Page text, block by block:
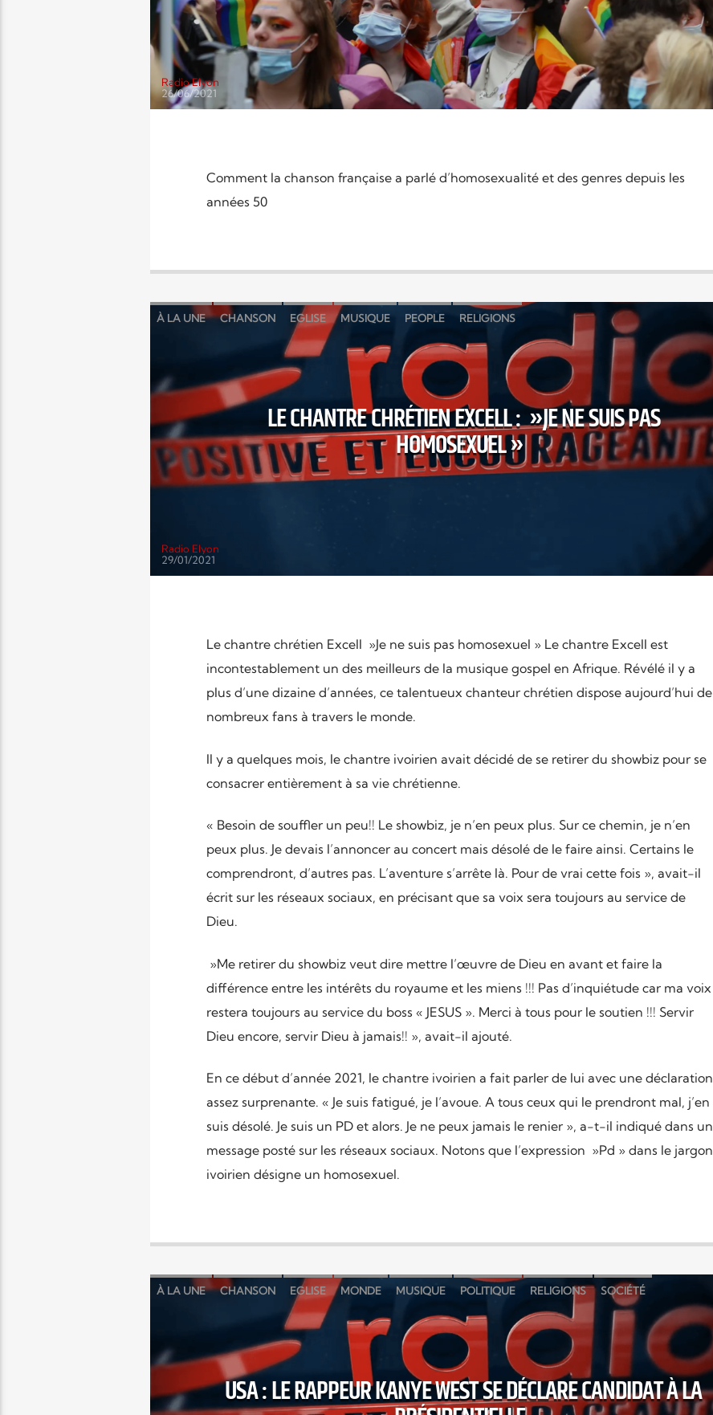
Radio Elyon
26/06/2021
Comment la chanson française a parlé d’homosexualité et des genres depuis les
années 50
À LA UNE CHANSON EGLISE MUSIQUE PEOPLE RELIGIONS
LE CHANTRE CHRÉTIEN EXCELL : »JE NE SUIS PAS
HOMOSEXUEL »
Radio Elyon
29/01/2021
Le chantre chrétien Excell »Je ne suis pas homosexuel » Le chantre Excell est
incontestablement un des meilleurs de la musique gospel en Afrique. Révélé il y a
plus d’une dizaine d’années, ce talentueux chanteur chrétien dispose aujourd’hui de
nombreux fans à travers le monde.
Il y a quelques mois, le chantre ivoirien avait décidé de se retirer du showbiz pour se
consacrer entièrement à sa vie chrétienne.
« Besoin de souffler un peu!! Le showbiz, je n’en peux plus. Sur ce chemin, je n’en
peux plus. Je devais l’annoncer au concert mais désolé de le faire ainsi. Certains le
comprendront, d’autres pas. L’aventure s’arrête là. Pour de vrai cette fois », avait-il
écrit sur les réseaux sociaux, en précisant que sa voix sera toujours au service de
Dieu.
»Me retirer du showbiz veut dire mettre l’œuvre de Dieu en avant et faire la
différence entre les intérêts du royaume et les miens !!! Pas d’inquiétude car ma voix
restera toujours au service du boss « JESUS ». Merci à tous pour le soutien !!! Servir
Dieu encore, servir Dieu à jamais!! », avait-il ajouté.
En ce début d’année 2021, le chantre ivoirien a fait parler de lui avec une déclaration
assez surprenante. « Je suis fatigué, je l’avoue. A tous ceux qui le prendront mal, j’en
suis désolé. Je suis un PD et alors. Je ne peux jamais le renier », a-t-il indiqué dans un
message posté sur les réseaux sociaux. Notons que l’expression »Pd » dans le jargon
ivoirien désigne un homosexuel.
À LA UNE CHANSON EGLISE MONDE MUSIQUE POLITIQUE RELIGIONS SOCIÉTÉ
USA : LE RAPPEUR KANYE WEST SE DÉCLARE CANDIDAT À LA